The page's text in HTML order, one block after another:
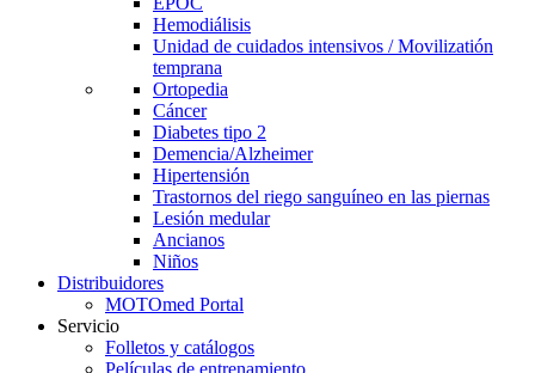
Hemodiálisis
Unidad de cuidados intensivos / Movilizatión
temprana
Ortopedia
Cáncer
Diabetes tipo 2
Demencia/Alzheimer
Hipertensión
Trastornos del riego sanguíneo en las piernas
Lesión medular
Ancianos
Niños
Distribuidores
MOTOmed Portal
Servicio
Folletos y catálogos
Películas de entrenamiento